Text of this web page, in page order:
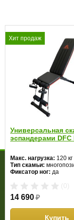
Хит продаж
Универсальная
эспандерами DFC
Макс. нагрузка: 120 кг
Тип скамьи:
Фиксатор ног: да
14 690₽
Купить
0.0
Отзывов пока
Универсальная
МАГАЗИН
О компании
ПОКУПАТЕЛЮ
Личный кабинет